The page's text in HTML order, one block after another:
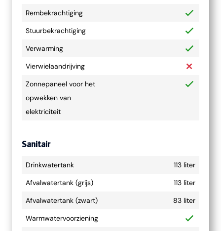
Rembekrachtiging
Stuurbekrachtiging
Verwarming
Vierwielaandrijving
Zonnepaneel voor het
opwekken van
elektriciteit
Sanitair
Drinkwatertank
113 liter
Afvalwatertank (grijs)
113 liter
Afvalwatertank (zwart)
83 liter
Warmwatervoorziening